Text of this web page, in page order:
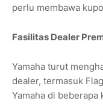
perlu membawa
Fasilitas Dealer
Yamaha turut
dealer, termasuk
Yamaha di beberapa